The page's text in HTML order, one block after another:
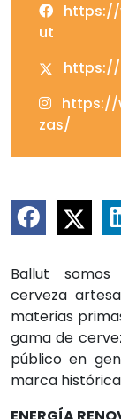
https://
ut
https://
https://
zas/
Ballut
cerveza
materias
gama de
público en
marca